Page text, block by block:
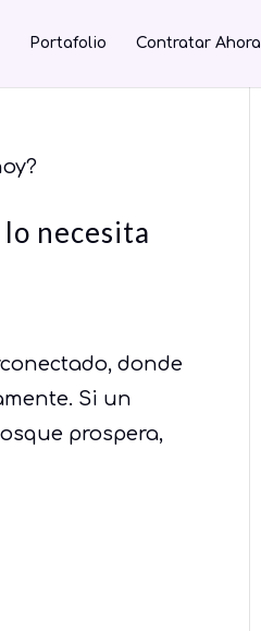
Portafolio Contratar Ahora
necesita
donde
Si un
prospera,